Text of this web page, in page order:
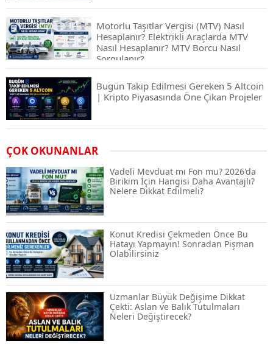
Motorlu Taşıtlar Vergisi (MTV) Nasıl
Hesaplanır? Elektrikli Araçlarda MTV
Nasıl Hesaplanır? MTV Borcu Nasıl
Sorgulanır?
Bugün Takip Edilmesi Gereken 5 Altcoin
| Kripto Piyasasında Öne Çıkan Projeler
Airdrop Nasıl Alınır? Kripto Para Airdrop
Rehberi ve Güvenli Katılım Yöntemleri
Spot ve Vadeli İşlem Arasındaki Farklar |
Hangi Piyasa Sizin İçin Daha Uygun?
ABD-İran Anlaşması Sonrası Altın
Rekora Koştu, Petrol Fiyatları Sert Düştü
Temmuz 2026 Maaş Zammı Netleşiyor!
Memur, Emekli ve Sosyal Yardımlarda
ÇOK OKUNANLAR
Vadeli Mevduat mı Fon mu? 2026'da
Birikim İçin Hangisi Daha Avantajlı?
Nelere Dikkat Edilmeli?
Konut Kredisi Çekmeden Önce Bu
Hatayı Yapmayın! Sonradan Pişman
Olabilirsiniz
Uzmanlar Büyük Değişime Dikkat
Çekti: Aslan ve Balık Tutulmaları
Neleri Değiştirecek?